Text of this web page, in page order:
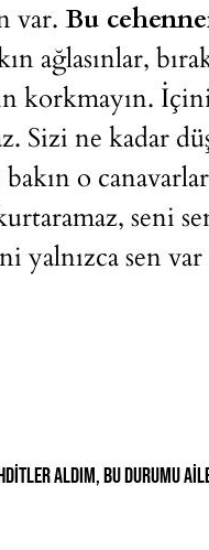
var. Bu
ağlasınlar,
korkmayın.
Sizi ne kadar
o
seni
yalnızca sen